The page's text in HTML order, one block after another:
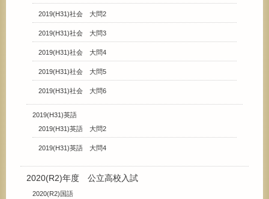
2019(H31)社会 大問2
2019(H31)社会 大問3
2019(H31)社会 大問4
2019(H31)社会 大問5
2019(H31)社会 大問6
2019(H31)英語
2019(H31)英語 大問2
2019(H31)英語 大問4
2020(R2)年度 公立高校入試
2020(R2)国語